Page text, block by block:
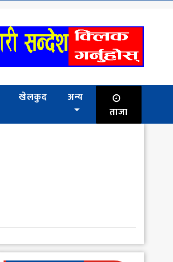
खेलकुद
अन्य
ताजा